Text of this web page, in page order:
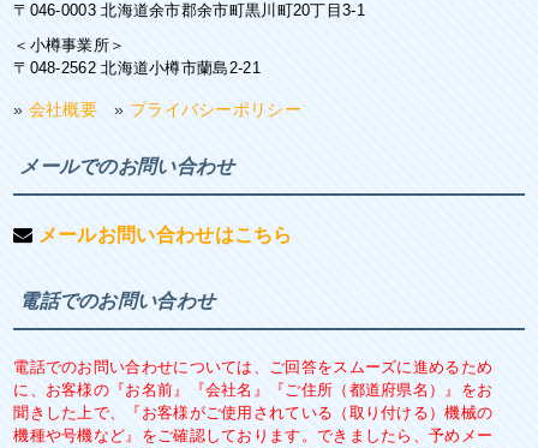
〒046-0003 北海道余市郡余市町黒川町20丁目3-1
＜小樽事業所＞
〒048-2562 北海道小樽市蘭島2-21
» 会社概要 » プライバシーポリシー
メールでのお問い合わせ
メールお問い合わせはこちら
電話でのお問い合わせ
電話でのお問い合わせについては、ご回答をスムーズに進めるため
に、お客様の『お名前』『会社名』『ご住所（都道府県名）』をお
聞きした上で、『お客様がご使用されている（取り付ける）機械の
機種や号機など』をご確認しております。できましたら、予めメー